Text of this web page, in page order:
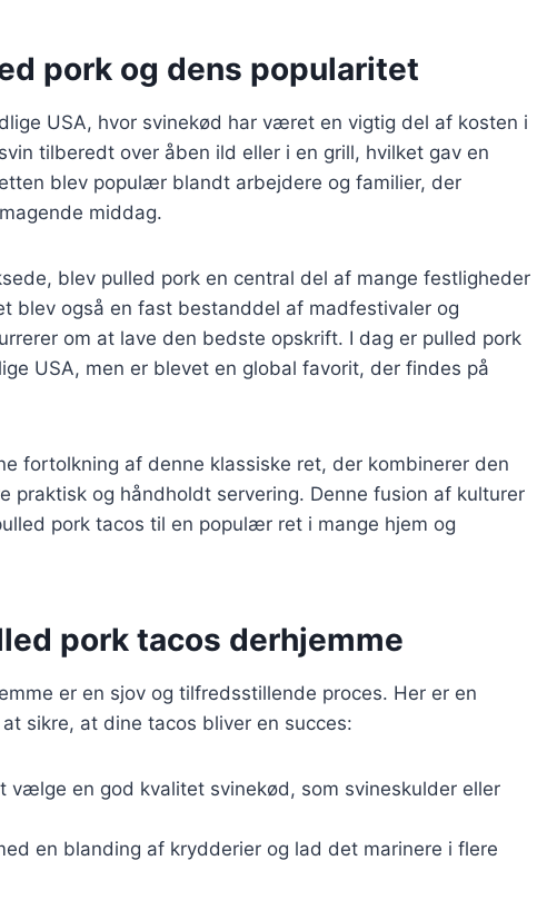
pork og dens popularitet
USA, hvor svinekød har været en vigtig del af kosten i
tilberedt over åben ild eller i en grill, hvilket gav en
blev populær blandt arbejdere og familier, der
middag.
blev pulled pork en central del af mange festligheder
blev også en fast bestanddel af madfestivaler og
om at lave den bedste opskrift. I dag er pulled pork
USA, men er blevet en global favorit, der findes på
fortolkning af denne klassiske ret, der kombinerer den
praktisk og håndholdt servering. Denne fusion af kulturer
pork tacos til en populær ret i mange hjem og
pork tacos derhjemme
er en sjov og tilfredsstillende proces. Her er en
sikre, at dine tacos bliver en succes:
vælge en god kvalitet svinekød, som svineskulder eller
en blanding af krydderier og lad det marinere i flere